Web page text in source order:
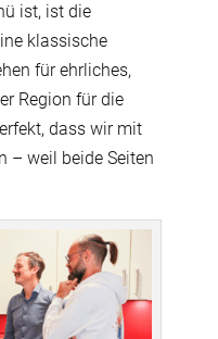
ist, ist die
klassische
für ehrliches,
Region für die
dass wir mit
– weil beide Seiten